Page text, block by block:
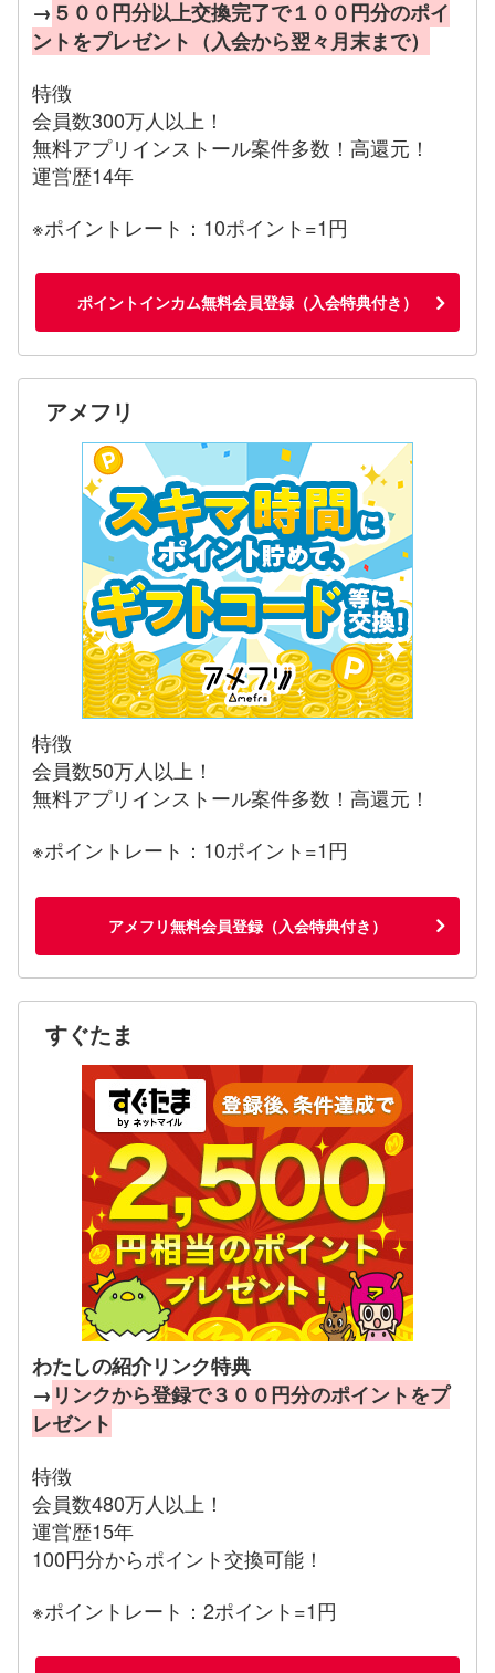
→ ５００円分以上交換完了で１００円分のポイ
ントをプレゼント（入会から翌々月末まで）
特徴
会員数300万人以上！
無料アプリインストール案件多数！高還元！
運営歴14年
※ポイントレート：10ポイント=1円
ポイントインカム無料会員登録（入会特典付き）
アメフリ
特徴
会員数50万人以上！
無料アプリインストール案件多数！高還元！
※ポイントレート：10ポイント=1円
アメフリ無料会員登録（入会特典付き）
すぐたま
わたしの紹介リンク特典
→ リンクから登録で３００円分のポイントをプ
レゼント
特徴
会員数480万人以上！
運営歴15年
100円分からポイント交換可能！
※ポイントレート：2ポイント=1円